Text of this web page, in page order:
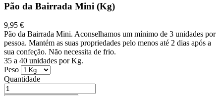
Pão da Bairrada Mini (Kg)
9,95 €
Pão da Bairrada Mini. Aconselhamos um mínimo de 3 unidades por
pessoa. Mantém as suas propriedades pelo menos até 2 dias após a
sua confeção. Não necessita de frio.
35 a 40 unidades por Kg.
Peso
Quantidade